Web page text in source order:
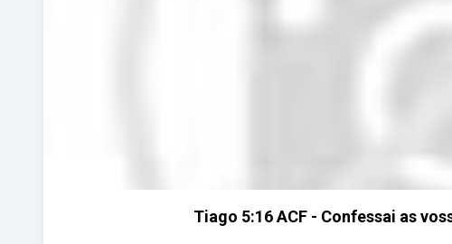
Tiago 5:16 ACF - Confessai as